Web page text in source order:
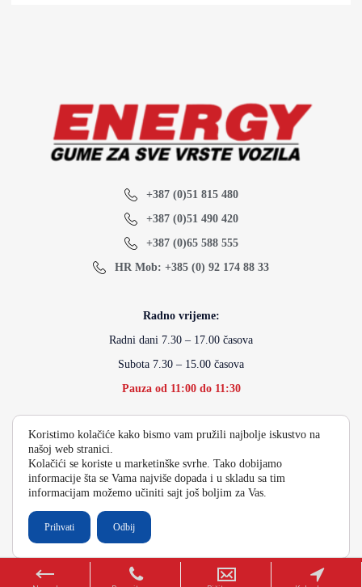
+387 (0)51 815 480
+387 (0)51 490 420
+387 (0)65 588 555
HR Mob: +385 (0) 92 174 88 33
Radno vrijeme:
Radni dani 7.30 – 17.00 časova
Subota 7.30 – 15.00 časova
Pauza od 11:00 do 11:30
info@energydoo.com
2026 Copyright Energy Auto Gume
Koristimo kolačiće kako bismo vam pružili najbolje iskustvo na
našoj web stranici.
Kolačići se koriste u marketinške svrhe. Tako dobijamo
informacije šta se Vama najviše dopada i u skladu sa tim
informacijam možemo učiniti sajt još boljim za Vas.
Prihvati Odbij